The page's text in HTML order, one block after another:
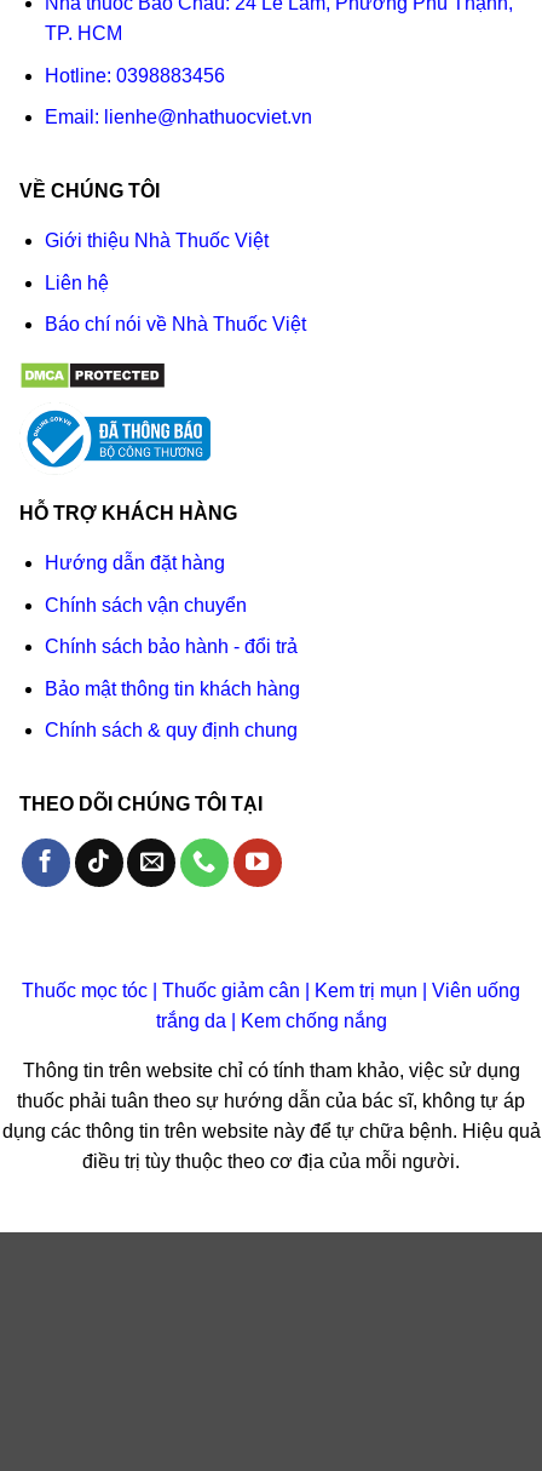
TP. HCM
Hotline: 0398883456
Email: lienhe@nhathuocviet.vn
VỀ CHÚNG TÔI
Giới thiệu Nhà Thuốc Việt
Liên hệ
Báo chí nói về Nhà Thuốc Việt
HỖ TRỢ KHÁCH HÀNG
Hướng dẫn đặt hàng
Chính sách vận chuyển
Chính sách bảo hành - đổi trả
Bảo mật thông tin khách hàng
Chính sách & quy định chung
THEO DÕI CHÚNG TÔI TẠI
Thuốc mọc tóc Thuốc giảm cân Kem trị mụn
Viên uống
trắng da
Kem chống nắng
Thông tin trên website chỉ có tính tham khảo, việc sử dụng
thuốc phải tuân theo sự hướng dẫn của bác sĩ, không tự áp
dụng các thông tin trên website này để tự chữa bệnh. Hiệu quả
điều trị tùy thuộc theo cơ địa của mỗi người.